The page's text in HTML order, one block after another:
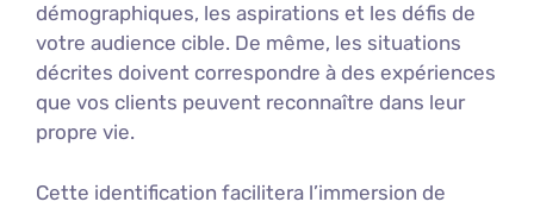
démographiques, les aspirations et les défis de
votre audience cible. De même, les situations
décrites doivent correspondre à des expériences
que vos clients peuvent reconnaître dans leur
propre vie.
Cette identification facilitera l’immersion de